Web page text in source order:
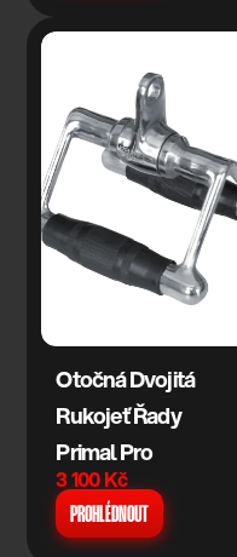
Otočná Dvojitá
Rukojeť Řady
Primal Pro
3 100 Kč
PROHLÉDNOUT